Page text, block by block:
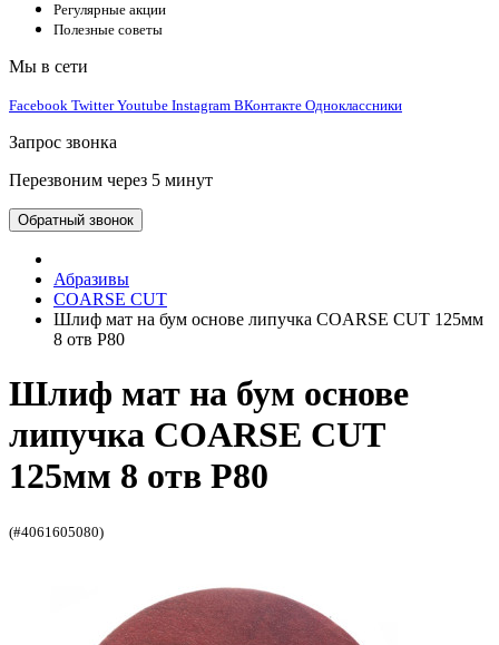
Регулярные акции
Полезные советы
Мы в сети
Facebook TwitterYoutube Instagram ВКонтакте Одноклассники
Запрос звонка
Перезвоним через 5 минут
Обратный звонок
Абразивы
COARSE CUT
Шлиф мат на бум основе липучка COARSE CUT 125мм
8 отв P80
Шлиф мат на бум основе
липучка COARSE CUT
125мм 8 отв P80
(#4061605080)